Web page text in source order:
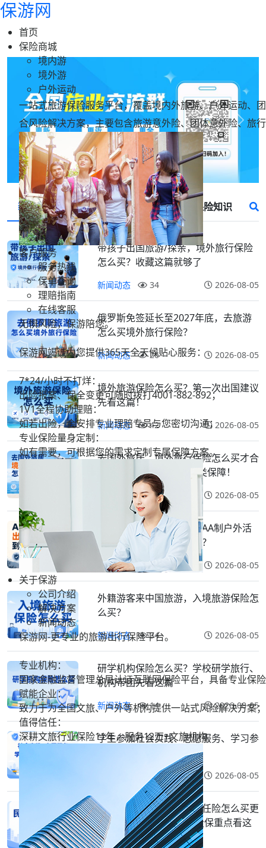
保游网
首页
保险商城
境内游
境外游
户外运动
一站式旅游保险服务平台，覆盖境内外旅游、户外运动、
合风险解决方案，主要包含旅游意外险、团体意外险、旅
客户服务
服务热线
保单查询
理赔指南
在线客服
无惧风险，保游陪您。
保游网竭诚为您提供365天全天候贴心服务：
7*24/小时不打烊：
出险报案、保全变更可随时拨打4001-882-892；
1V1全程协助理赔：
如若出险，会安排专业理赔专员与您密切沟通；
专业保险量身定制：
如有需要，可根据您的需求定制专属保障方案。
关于保游
公司介绍
解决方案
新闻动态
保游网-更专业的旅游出行保险平台。
专业机构：
国家金融监督管理总局认证互联网保险平台，具备专业保
赋能企业：
致力于为全国文旅、户外等机构提供一站式风险解决方案；
值得信任：
深耕文旅行业保险11年，服务12万+文旅机构
Previous Next
新闻动态 保险测评 常见问答 保险知识
带孩子出国旅游/探亲，境外旅行保险
怎么买？收藏这篇就够了
新闻动态 34 2026-08-05
俄罗斯免签延长至2027年底，去旅游
怎么买境外旅行保险？
新闻动态 26 2026-08-05
境外旅游保险怎么买？第一次出国建议
先看这篇！
新闻动态 42 2026-08-05
去国外旅居，境外旅行保险怎么买才合
适？很多人容易忽略这2类保障！
24 2026-08-05
没收费，就不是领队吗？AA制户外活
动出事儿，到底谁该负责？
新闻动态 27 2026-08-05
外籍游客来中国旅游，入境旅游保险怎
么买？
新闻动态 34 2026-08-05
研学机构保险怎么买？学校研学旅行、
机构带团先看这篇
新闻动态 14 2026-08-05
学生参加社会实践、志愿服务、学习参
22 2026-08-05
民宿、公寓、旅馆公众责任险怎么买更
划算？一年1088元起，投保重点看这
篇